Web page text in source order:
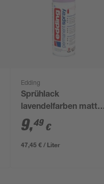
Edding
Sprühlack
lavendelfarben matt
200 ml
9,49 €
47,45 € / Liter